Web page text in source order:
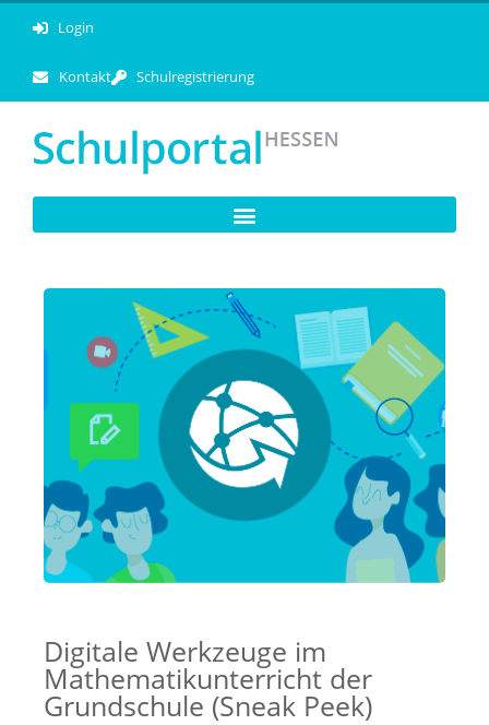
Login
Kontakt Schulregistrierung
Digitale Werkzeuge im
Mathematikunterricht der
Grundschule (Sneak Peek)